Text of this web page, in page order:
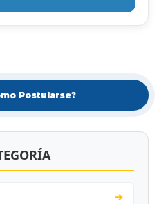
Postularse?
➔